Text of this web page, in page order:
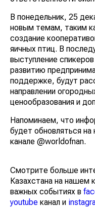
В понедельник, 25
новым темам, таким
создание
яичных птиц. В
выступление
развитию
поддержке, будут
направлении
ценообразования и
Напоминаем, что
будет обновляться
канале @worldofnan.
Смотрите больше
Казахстана на нашем
важных событиях в
youtube канал и